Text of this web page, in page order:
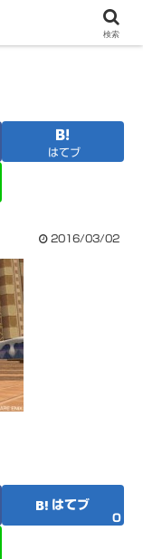
はてブ
2016/03/02
はてブ
0
検索